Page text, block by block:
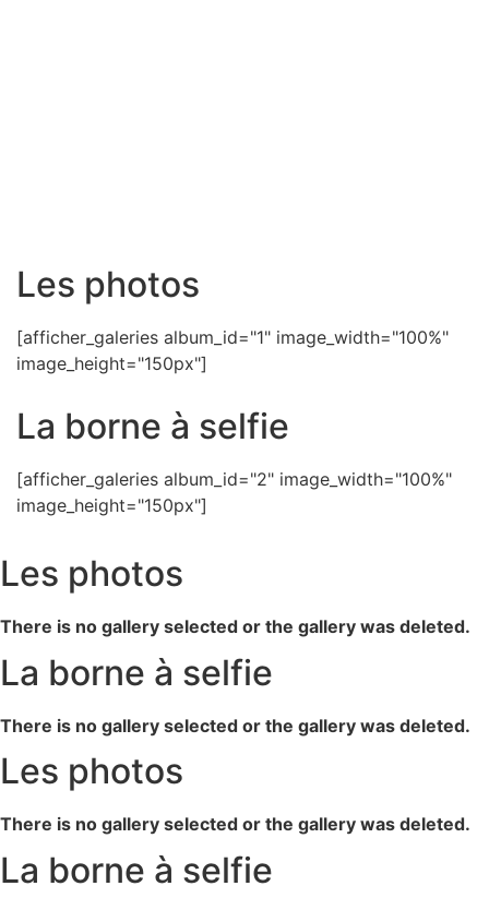
Les photos
[afficher_galeries album_id="1" image_width="100%"
image_height="150px"]
La borne à selfie
[afficher_galeries album_id="2" image_width="100%"
image_height="150px"]
Les photos
There is no gallery selected or the gallery was deleted.
La borne à selfie
There is no gallery selected or the gallery was deleted.
Les photos
There is no gallery selected or the gallery was deleted.
La borne à selfie